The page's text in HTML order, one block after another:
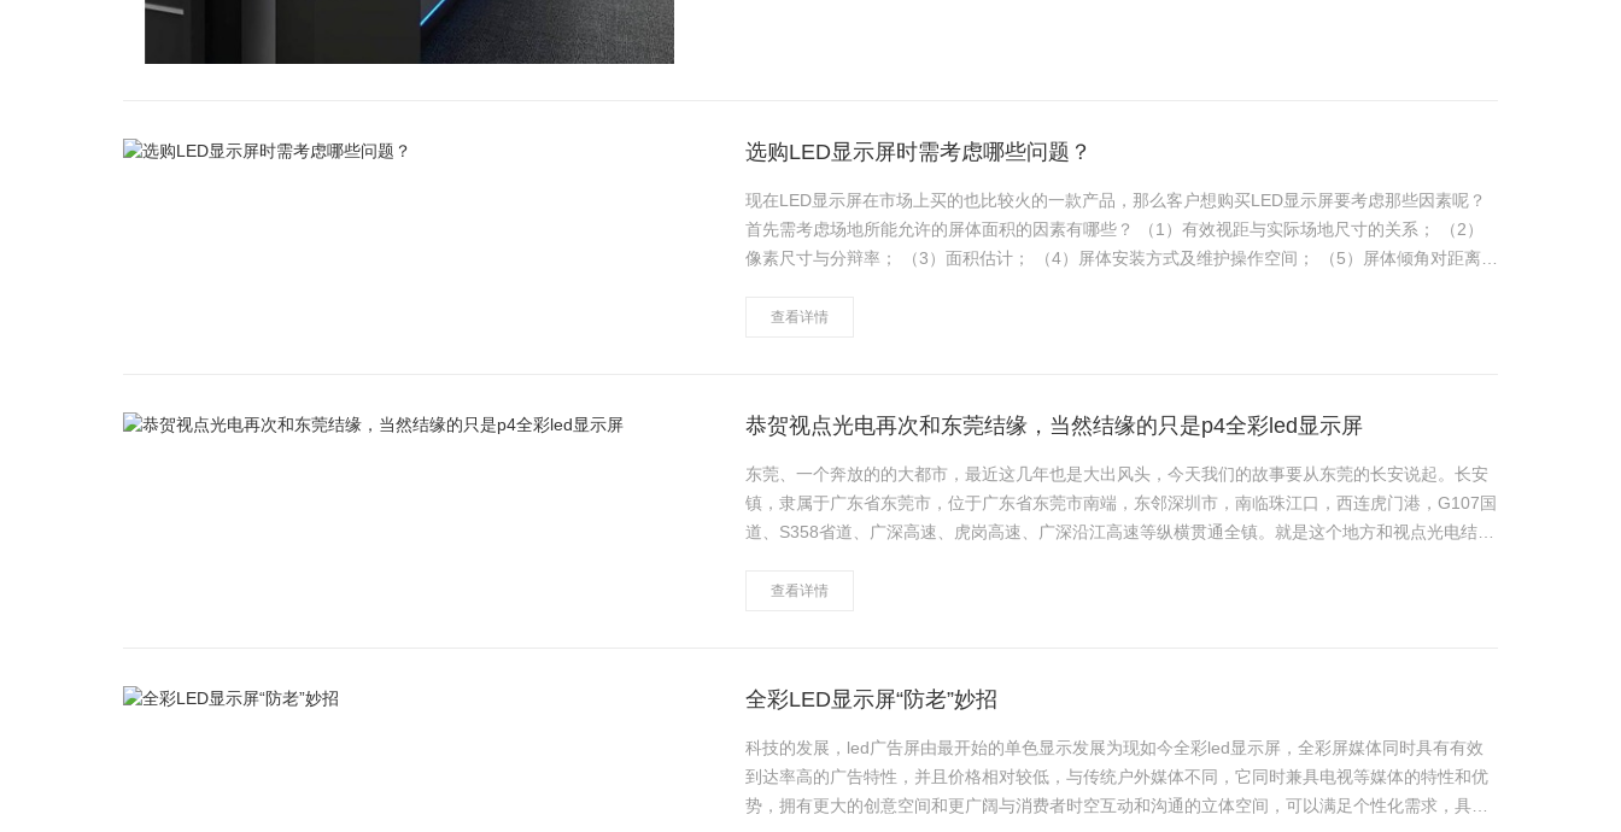
选购LED显示屏时需考虑哪些问题？
现在LED显示屏在市场上买的也比较火的一款产品，那么客户想购买LED显示屏要考虑那些因素呢？
首先需考虑场地所能允许的屏体面积的因素有哪些？ （1）有效视距与实际场地尺寸的关系； （2）
像素尺寸与分辩率； （3）面积估计； （4）屏体安装方式及维护操作空间； （5）屏体倾角对距离的
查看详情
恭贺视点光电再次和东莞结缘，当然结缘的只是p4全彩led显示屏
东莞、一个奔放的的大都市，最近这几年也是大出风头，今天我们的故事要从东莞的长安说起。长安
镇，隶属于广东省东莞市，位于广东省东莞市南端，东邻深圳市，南临珠江口，西连虎门港，G107国
道、S358省道、广深高速、虎岗高速、广深沿江高速等纵横贯通全镇。就是这个地方和视点光电结
查看详情
全彩LED显示屏“防老”妙招
科技的发展，led广告屏由最开始的单色显示发展为现如今全彩led显示屏，全彩屏媒体同时具有有效
到达率高的广告特性，并且价格相对较低，与传统户外媒体不同，它同时兼具电视等媒体的特性和优
势，拥有更大的创意空间和更广阔与消费者时空互动和沟通的立体空间，可以满足个性化需求，具有